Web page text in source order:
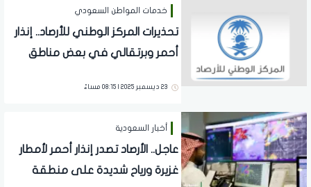
خدمات المواطن السعودي
تحذيرات المركز الوطني للأرصاد.. إنذار
أحمر وبرتقالي في بعض مناطق
23 ديسمبر 2025 | 08:15 مساءً
أخبار السعودية
عاجل.. الأرصاد تصدر إنذار أحمر لأمطار
غزيرة ورياح شديدة على منطقة